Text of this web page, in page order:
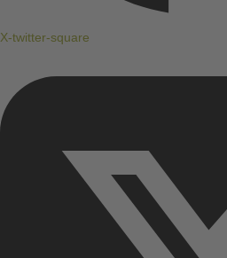
X-twitter-square